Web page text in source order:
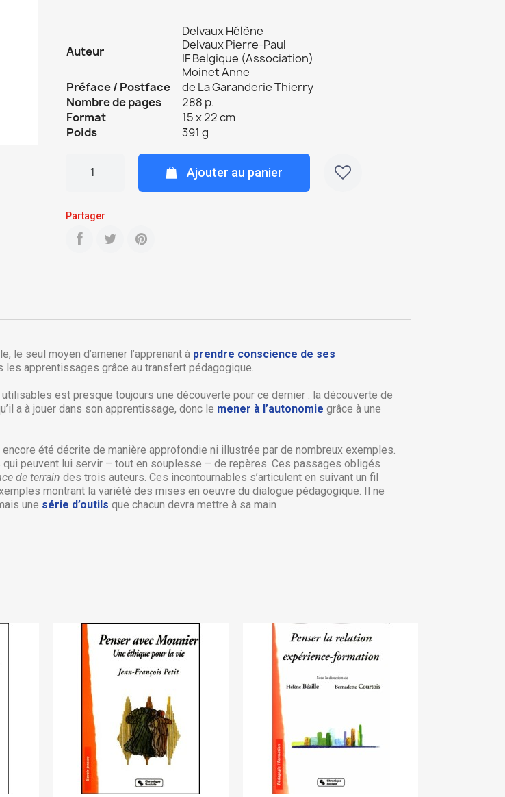
d'envies ×
×
×
pour ajouter des produits à votre liste
Annuler Connexion
Auteur
Delvaux Hélène
Delvaux Pierre-Paul
IF Belgique (Association)
Moinet Anne
Préface / Postface
de La Garanderie Thierry
Nombre de pages
288 p.
Format
15 x 22 cm
Poids
391 g
Ajouter au panier
Partager
le seul moyen d’amener l’apprenant à prendre conscience de ses
apprentissages grâce au transfert pédagogique.
est presque toujours une découverte pour ce dernier : la découverte de
a à jouer dans son apprentissage, donc le mener à l’autonomie grâce à une
été décrite de manière approfondie ni illustrée par de nombreux exemples.
peuvent lui servir – tout en souplesse – de repères. Ces passages obligés
de terrain des trois auteurs. Ces incontournables s’articulent en suivant un fil
montrant la variété des mises en oeuvre du dialogue pédagogique. Il ne
une série d’outils que chacun devra mettre à sa main